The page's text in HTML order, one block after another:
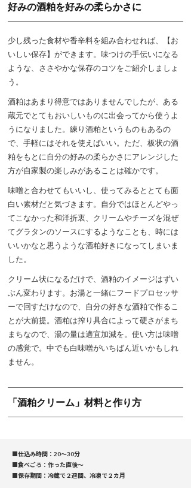
好みの酒粕を好みの柔らかさに
少し残った食材や香辛料を組み合わせれば、【お
いしい保存】ができます。味つけの手伝いになる
ような、ささやかな保存のコツをご紹介しましょ
う。
酒粕はあまり得意ではありませんでしたが、ある
蔵元でとてもおいしいものに出会ってから使うよ
うになりました。練り酒粕というものもあるの
で、手軽にはそれを使えばいい。ただ、板状の酒
粕をもとに自分の好みの柔らかさにアレンジした
方が自家製の楽しみがあることは確かです。
味噌と合わせてもいいし、使ってみるととても面
白い素材だと気づきます。自分ではほとんどやっ
てこなかった和洋折衷、クリームやチーズを混ぜ
てグラタンのソースにするようなことも、時には
いいかなと思うような酒粕好きになってしまいま
した。
クリーム状になるだけで、酒粕のイメージはずい
ぶん変わります。お湯と一緒にフードプロセッサ
ーで回すだけなので、自分の好きな酒粕で作るこ
とが大前提。酒粕は搾り具合によって硬さがまち
まちなので、湯の量は適宜加減を。使い方は味噌
の感覚で。中でも白味噌がいちばん近いかもしれ
ません。
「酒粕クリーム」材料と作り方
■仕込み時間：20～30分
■食べごろ：作った直後～
■保存期間：冷蔵で２週間、冷凍で２カ月